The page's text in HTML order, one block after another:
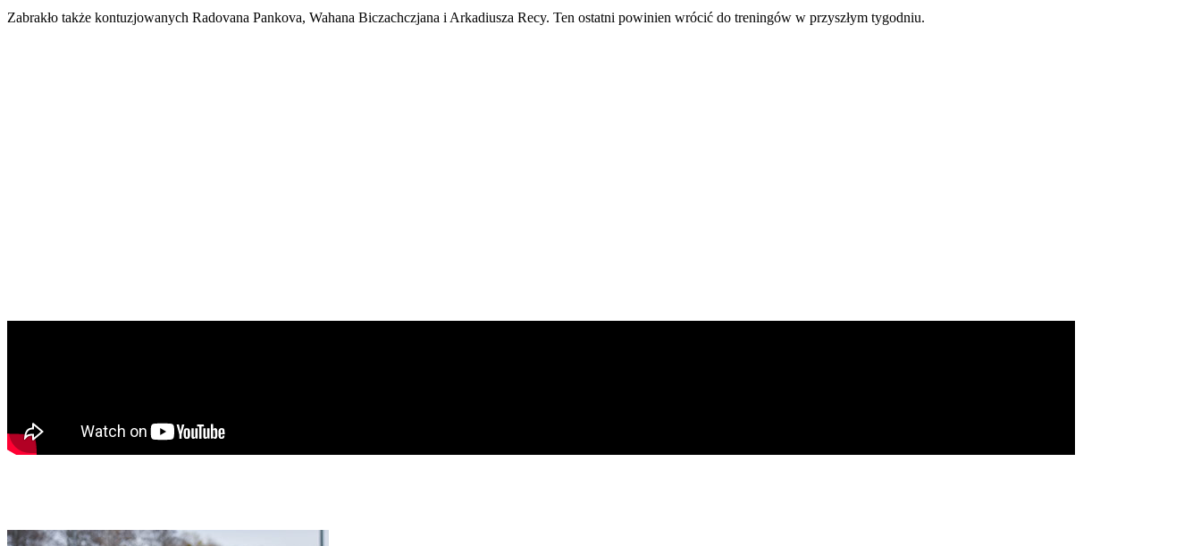
Zabrakło także kontuzjowanych Radovana Pankova, Wahana Biczachczjana i Arkadiusza Recy. Ten ostatni powinien wrócić do treningów w przyszłym tygodniu.